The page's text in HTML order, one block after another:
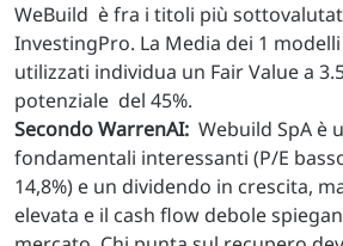
WeBuild è fra i titoli più
InvestingPro. La Media dei 1
utilizzati individua un Fair Value a
potenziale del 45%.
Secondo WarrenAI: Webuild SpA è
fondamentali interessanti (P/E
14,8%) e un dividendo in crescita,
elevata e il cash flow debole